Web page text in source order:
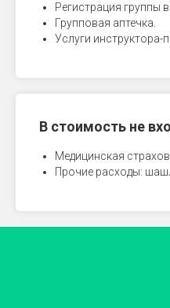
Регистрация группы
Групповая аптечка.
Услуги инструктора-
В стоимость не
Медицинская
Прочие расходы: